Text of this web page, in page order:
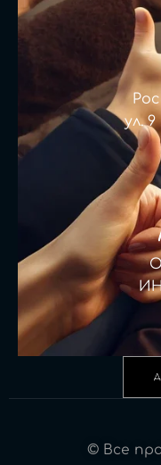
ул.
© Все